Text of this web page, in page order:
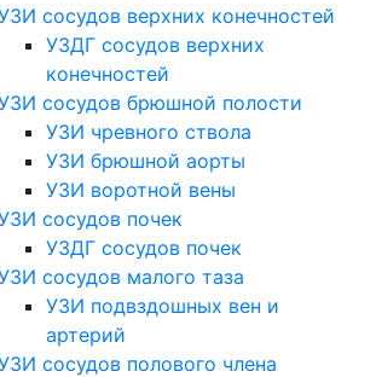
сосудов верхних конечностей
УЗДГ сосудов верхних
конечностей
сосудов брюшной полости
УЗИ чревного ствола
УЗИ брюшной аорты
УЗИ воротной вены
сосудов почек
УЗДГ сосудов почек
сосудов малого таза
УЗИ подвздошных вен и
артерий
сосудов полового члена